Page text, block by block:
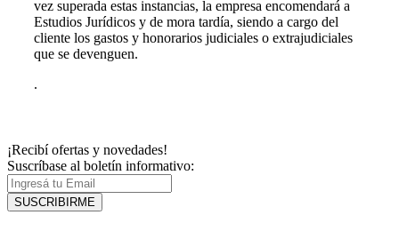
vez superada estas instancias, la empresa encomendará a
Estudios Jurídicos y de mora tardía, siendo a cargo del
cliente los gastos y honorarios judiciales o extrajudiciales
que se devenguen.
.
¡Recibí ofertas y novedades!
Suscríbase al boletín informativo:
SUSCRIBIRME